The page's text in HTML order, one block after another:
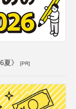
夏》 [PR]